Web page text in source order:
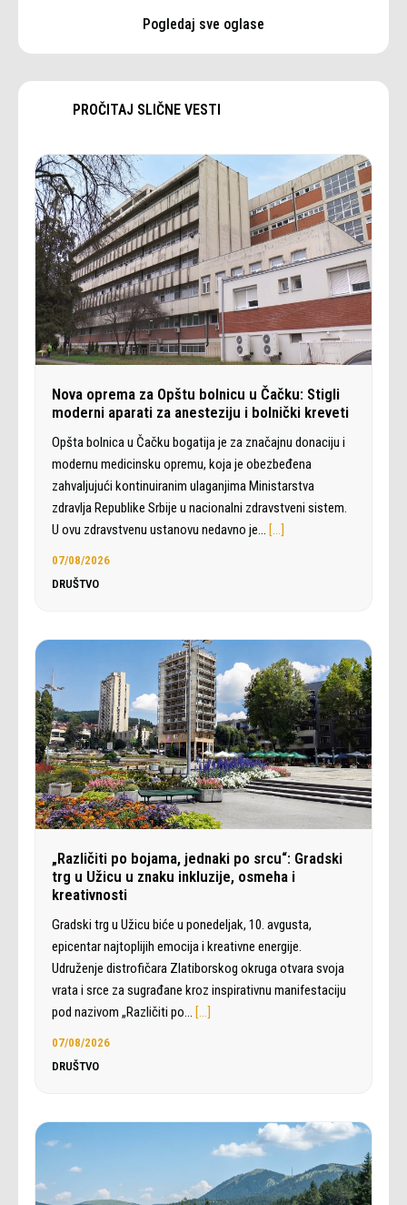
Pogledaj sve oglase
PROČITAJ SLIČNE VESTI
Nova oprema za Opštu bolnicu u Čačku: Stigli
moderni aparati za anesteziju i bolnički kreveti
Opšta bolnica u Čačku bogatija je za značajnu donaciju i
modernu medicinsku opremu, koja je obezbeđena
zahvaljujući kontinuiranim ulaganjima Ministarstva
zdravlja Republike Srbije u nacionalni zdravstveni sistem.
U ovu zdravstvenu ustanovu nedavno je… […]
07/08/2026
DRUŠTVO
„Različiti po bojama, jednaki po srcu“: Gradski
trg u Užicu u znaku inkluzije, osmeha i
kreativnosti
Gradski trg u Užicu biće u ponedeljak, 10. avgusta,
epicentar najtoplijih emocija i kreativne energije.
Udruženje distrofičara Zlatiborskog okruga otvara svoja
vrata i srce za sugrađane kroz inspirativnu manifestaciju
pod nazivom „Različiti po… […]
07/08/2026
DRUŠTVO